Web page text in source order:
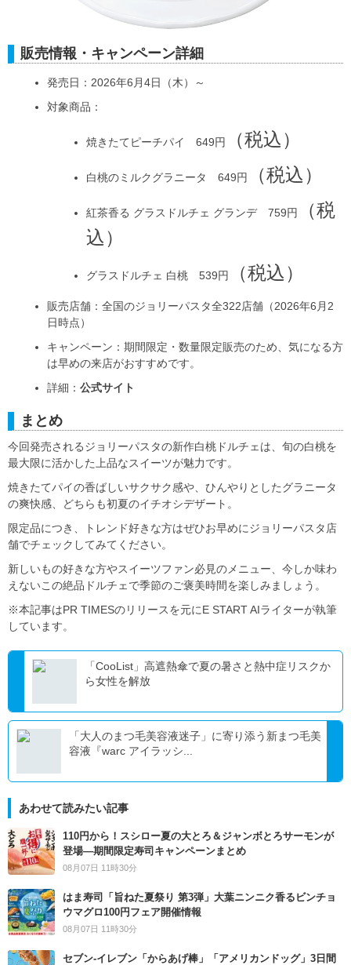
販売情報・キャンペーン詳細
発売日：2026年6月4日（木）～
対象商品：
焼きたてピーチパイ 649円 （税込）
白桃のミルクグラニータ 649円 （税込）
紅茶香る グラスドルチェ グランデ 759円
（税
込）
グラスドルチェ 白桃 539円 （税込）
販売店舗：全国のジョリーパスタ全322店舗（2026年6月2
日時点）
キャンペーン：期間限定・数量限定販売のため、気になる方
は早めの来店がおすすめです。
詳細： 公式サイト
まとめ
今回発売されるジョリーパスタの新作白桃ドルチェは、旬の白桃を
最大限に活かした上品なスイーツが魅力です。
焼きたてパイの香ばしいサクサク感や、ひんやりとしたグラニータ
の爽快感、どちらも初夏のイチオシデザート。
限定品につき、トレンド好きな方はぜひお早めにジョリーパスタ店
舗でチェックしてみてください。
新しいもの好きな方やスイーツファン必見のメニュー、今しか味わ
えないこの絶品ドルチェで季節のご褒美時間を楽しみましょう。
※本記事はPR TIMESのリリースを元にE START AIライターが執筆
しています。
「CooList」高遮熱傘で夏の暑さと熱中症リスクか
ら女性を解放
「大人のまつ毛美容液迷子」に寄り添う新まつ毛美
容液『warc アイラッシ...
あわせて読みたい記事
110円から！スシロー夏の大とろ＆ジャンボとろサーモンが
登場―期間限定寿司キャンペーンまとめ
08月07日 11時30分
はま寿司「旨ねた夏祭り 第3弾」大葉ニンニク香るビンチョ
ウマグロ100円フェア開催情報
08月07日 11時30分
セブン‐イレブン「からあげ棒」「アメリカンドッグ」3日間